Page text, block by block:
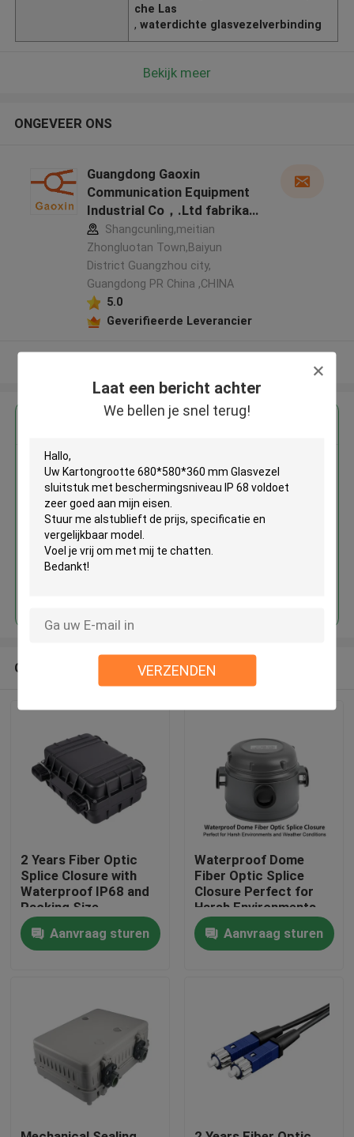
Laat een bericht achter
We bellen je snel terug!
VERZENDEN
Huis
Producten
Ongeveer ons
che Las
,waterdichte glasvezelverbinding
Bekijk meer
ONGEVEER ONS
Guangdong Gaoxin
Communication Equipment
Industrial Co，.Ltd fabrikant
profielShangcunling,meitian
Zhongluotan Town,Baiyun
District Guangzhou city,
Guangdong PR China ,CHINA
5.0
Geverifieerde Leverancier
Krijg de beste prijs voor
Kartongrootte 680*580*360 mm
Glasvezel sluitstuk met
beschermingsniveau IP 68
Geadviseerde Producten
2 Years Fiber Optic
Splice Closure with
Waterproof IP68 and
Packing Size
300*235*100mm
Aanvraag sturen
Waterproof Dome
Fiber Optic Splice
Closure Perfect for
Harsh Environments
and Weather
Conditions
Aanvraag sturen